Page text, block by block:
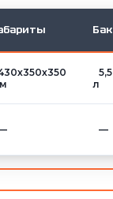
Бак
5,5
л
—